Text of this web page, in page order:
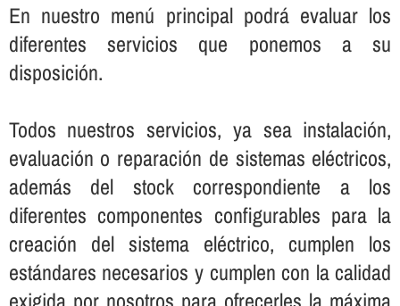
En nuestro menú principal podrá evaluar los
diferentes servicios que ponemos a su
disposición.
Todos nuestros servicios, ya sea instalación,
evaluación o reparación de sistemas eléctricos,
además del stock correspondiente a los
diferentes componentes configurables para la
creación del sistema eléctrico, cumplen los
estándares necesarios y cumplen con la calidad